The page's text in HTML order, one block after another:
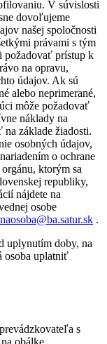
V súvislosti
dovoľujeme
našej spoločnosti
právami s tým
požadovať prístup k
na opravu,
údajov. Ak sú
alebo neprimerané,
môže požadovať
náklady na
základe žiadosti.
osobných údajov,
o ochrane
ktorým sa
republiky,
nájdete na
osobe
.
uplynutím doby, na
osoba uplatniť
s